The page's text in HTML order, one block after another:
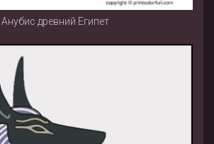
Анубис древний Египет